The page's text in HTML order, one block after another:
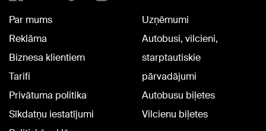
Par mums
Reklāma
Biznesa klientiem
Tarifi
Privātuma politika
Sīkdatņu iestatījumi
Uzņēmumi
Autobusi, vilcieni,
starptautiskie
pārvadājumi
Autobusu biļetes
Vilcienu biļetes